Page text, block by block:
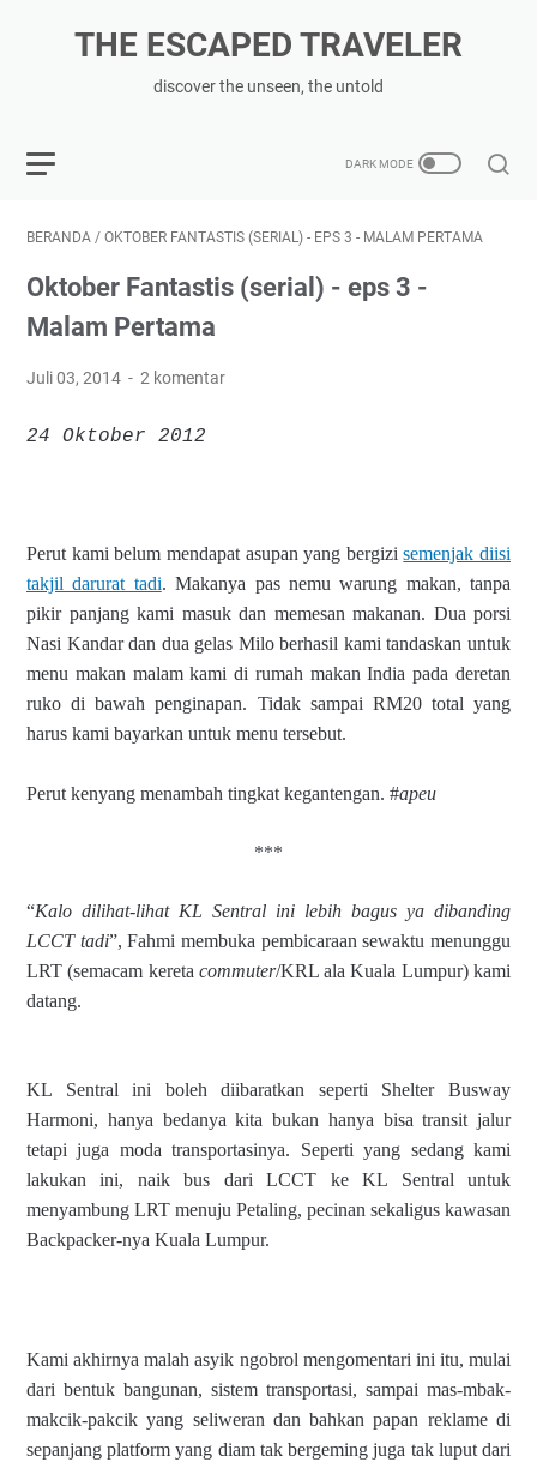
THE ESCAPED TRAVELER
discover the unseen, the untold
BERANDA / OKTOBER FANTASTIS (SERIAL) - EPS 3 - MALAM PERTAMA
Oktober Fantastis (serial) - eps 3 -
Malam Pertama
Juli 03, 2014 2 komentar
24 Oktober 2012
Perut kami belum mendapat asupan yang bergizisemenjak diisi
takjil darurat tadi. Makanya pas nemu warung makan, tanpa
pikir panjang kami masuk dan memesan makanan. Dua porsi
Nasi Kandar dan dua gelas Milo berhasil kami tandaskan untuk
menu makan malam kami di rumah makan India pada deretan
ruko di bawah penginapan. Tidak sampai RM20 total yang
harus kami bayarkan untuk menu tersebut.
Perut kenyang menambah tingkat kegantengan. #apeu
***
“Kalo dilihat-lihat KL Sentral ini lebih bagus ya dibanding
LCCT tadi”, Fahmi membuka pembicaraan sewaktu menunggu
LRT (semacam kereta commuter/KRL ala Kuala Lumpur) kami
datang.
KL Sentral ini boleh diibaratkan seperti Shelter Busway
Harmoni, hanya bedanya kita bukan hanya bisa transit jalur
tetapi juga moda transportasinya. Seperti yang sedang kami
lakukan ini, naik bus dari LCCT ke KL Sentral untuk
menyambung LRT menuju Petaling, pecinan sekaligus kawasan
Backpacker-nya Kuala Lumpur.
Kami akhirnya malah asyik ngobrol mengomentari ini itu, mulai
dari bentuk bangunan, sistem transportasi, sampai mas-mbak-
makcik-pakcik yang seliweran dan bahkan papan reklame di
sepanjang platform yang diam tak bergeming juga tak luput dari